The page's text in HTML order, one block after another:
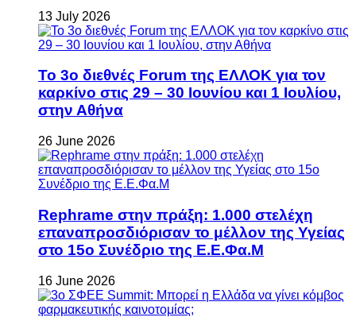
13 July 2026
Το 3ο διεθνές Forum της ΕΛΛΟΚ για τον
καρκίνο στις 29 – 30 Ιουνίου και 1 Ιουλίου,
στην Αθήνα
26 June 2026
Rephrame στην πράξη: 1.000 στελέχη
επαναπροσδιόρισαν το μέλλον της Υγείας
στο 15ο Συνέδριο της Ε.Ε.Φα.Μ
16 June 2026